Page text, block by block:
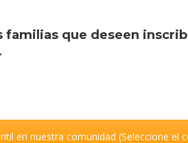
familias que deseen
en nuestra comunidad (Seleccione el